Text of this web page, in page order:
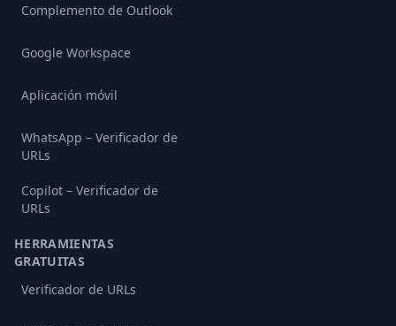
Complemento de Outlook
Google Workspace
Aplicación móvil
WhatsApp – Verificador de
URLs
Copilot – Verificador de
URLs
HERRAMIENTAS
GRATUITAS
Verificador de URLs